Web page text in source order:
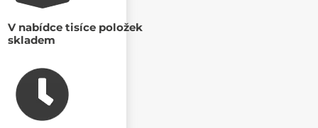
V nabídce tisíce položek
skladem